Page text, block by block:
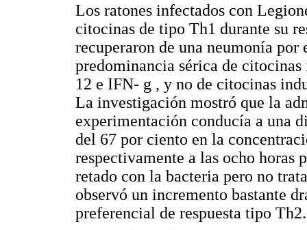
Los ratones infectados con
citocinas de tipo Th1 durante su
recuperaron de una neumonía
predominancia sérica de
12 e IFN- g , y no de citocinas
La investigación mostró que la
experimentación conducía a una
del 67 por ciento en la
respectivamente a las ocho
retado con la bacteria pero no
observó un incremento bastante
preferencial de respuesta tipo Th2.